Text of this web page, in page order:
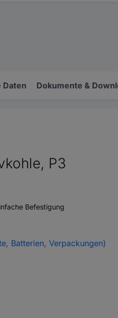
Daten Dokumente &
P3
Befestigung
Batterien, Verpackungen)